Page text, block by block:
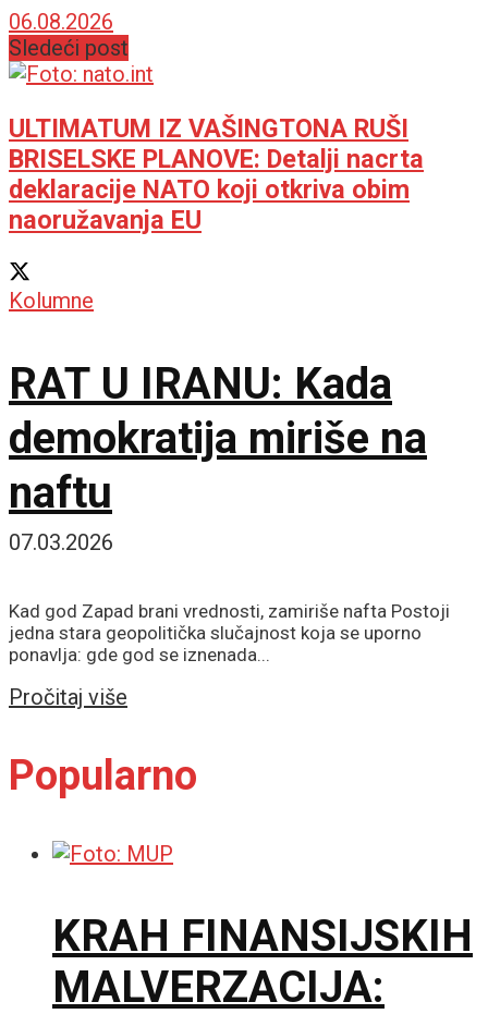
NJEMU
06.08.2026
Sledeći post
ULTIMATUM IZ VAŠINGTONA RUŠI
BRISELSKE PLANOVE: Detalji nacrta
deklaracije NATO koji otkriva obim
naoružavanja EU
Kolumne
RAT U IRANU: Kada
demokratija miriše na
naftu
07.03.2026
Kad god Zapad brani vrednosti, zamiriše nafta Postoji
jedna stara geopolitička slučajnost koja se uporno
ponavlja: gde god se iznenada...
Pročitaj više
Popularno
KRAH FINANSIJSKIH
MALVERZACIJA: